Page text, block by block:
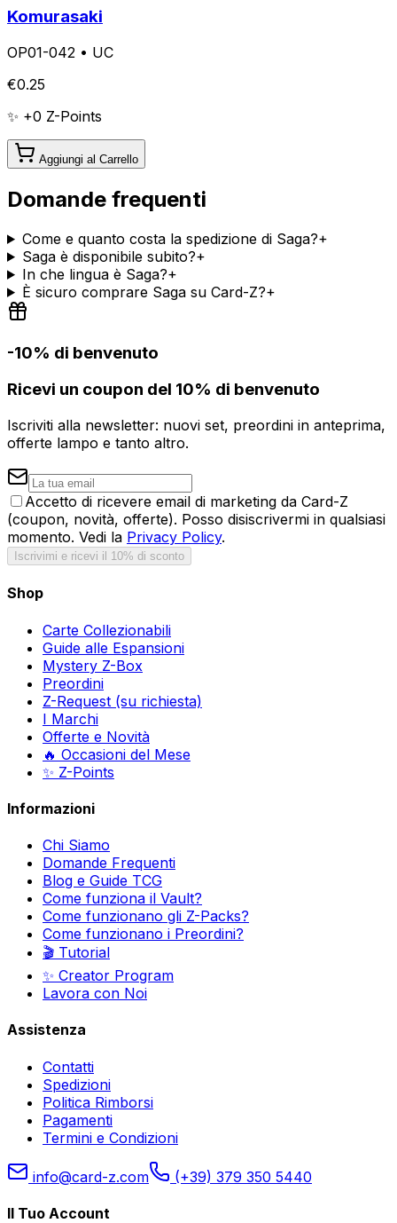
Komurasaki
OP01-042 • UC
€0.25
✨ +0 Z-Points
Aggiungi al Carrello
Domande frequenti
Come e quanto costa la spedizione di Saga?+
Saga è disponibile subito?+
In che lingua è Saga?+
È sicuro comprare Saga su Card-Z?+
-10% di benvenuto
Ricevi un coupon del 10% di benvenuto
Iscriviti alla newsletter: nuovi set, preordini in anteprima,
offerte lampo e tanto altro.
Accetto di ricevere email di marketing da Card-Z
(coupon, novità, offerte). Posso disiscrivermi in qualsiasi
momento. Vedi la Privacy Policy.
Iscrivimi e ricevi il 10% di sconto
Shop
Carte Collezionabili
Guide alle Espansioni
Mystery Z-Box
Preordini
Z-Request (su richiesta)
I Marchi
Offerte e Novità
🔥 Occasioni del Mese
✨ Z-Points
Informazioni
Chi Siamo
Domande Frequenti
Blog e Guide TCG
Come funziona il Vault?
Come funzionano gli Z-Packs?
Come funzionano i Preordini?
🎬 Tutorial
✨ Creator Program
Lavora con Noi
Assistenza
Contatti
Spedizioni
Politica Rimborsi
Pagamenti
Termini e Condizioni
info@card-z.com (+39) 379 350 5440
Il Tuo Account